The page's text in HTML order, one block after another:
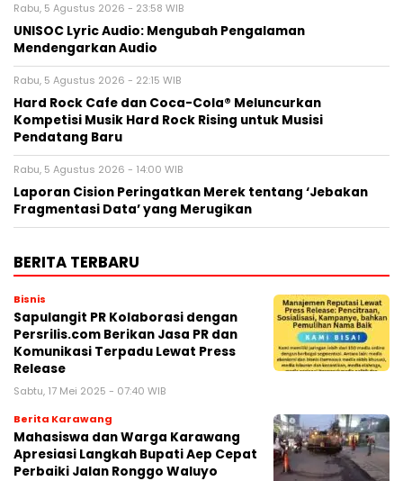
Rabu, 5 Agustus 2026 - 23:58 WIB
UNISOC Lyric Audio: Mengubah Pengalaman
Mendengarkan Audio
Rabu, 5 Agustus 2026 - 22:15 WIB
Hard Rock Cafe dan Coca-Cola® Meluncurkan
Kompetisi Musik Hard Rock Rising untuk Musisi
Pendatang Baru
Rabu, 5 Agustus 2026 - 14:00 WIB
Laporan Cision Peringatkan Merek tentang ‘Jebakan
Fragmentasi Data’ yang Merugikan
BERITA TERBARU
Bisnis
Sapulangit PR Kolaborasi dengan
Persrilis.com Berikan Jasa PR dan
Komunikasi Terpadu Lewat Press
Release
Sabtu, 17 Mei 2025 - 07:40 WIB
Berita Karawang
Mahasiswa dan Warga Karawang
Apresiasi Langkah Bupati Aep Cepat
Perbaiki Jalan Ronggo Waluyo